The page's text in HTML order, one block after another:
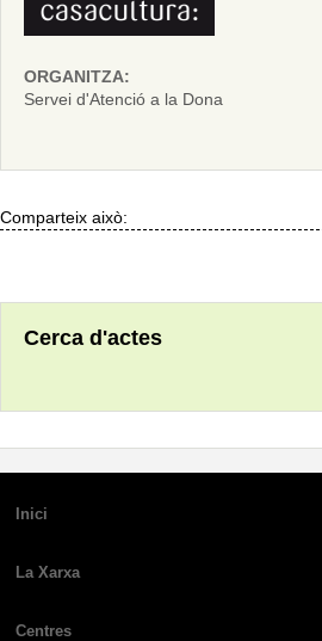
ORGANITZA:
Servei d'Atenció a la Dona
Comparteix això:
Cerca d'actes
Inici
La Xarxa
Centres